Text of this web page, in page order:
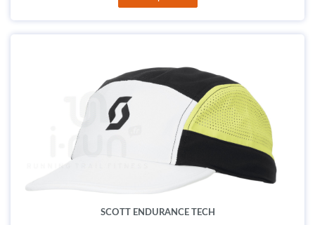
SCOTT ENDURANCE TECH